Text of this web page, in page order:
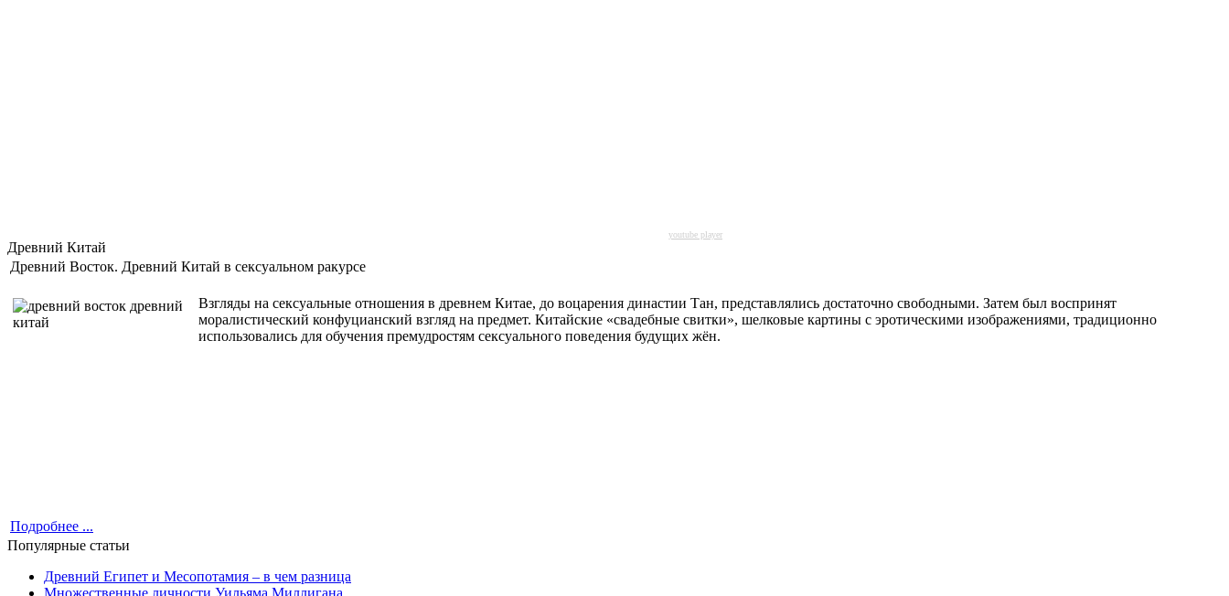
youtube player
Древний Китай
Древний Восток. Древний Китай в сексуальном ракурсе
Взгляды на сексуальные отношения в древнем Китае, до воцарения династии Тан, представлялись достаточно свободными. Затем был воспринят
моралистический конфуцианский взгляд на предмет. Китайские «свадебные свитки», шелковые картины с эротическими изображениями, традиционно
использовались для обучения премудростям сексуального поведения будущих жён.
Подробнее ...
Популярные статьи
Древний Египет и Месопотамия – в чем разница
Множественные личности Уильяма Миллигана